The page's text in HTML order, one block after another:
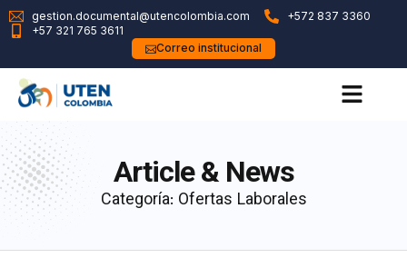
gestion.documental@utencolombia.com
+572 837 3360
+57 321 765 3611
Correo institucional
Article & News
Categoría: Ofertas Laborales